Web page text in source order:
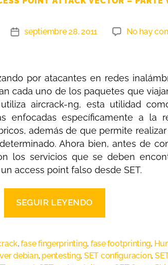
septiembre 28, 2011 No hay
por atacantes en redes
cada uno de los paquetes que
aircrack-ng, esta utilidad
enfocadas específicamente a la
además de que permite
Ahora bien, antes de
los servicios que se deben
access point falso desde SET.
SEGUIR LEYENDO
,fase fingerprinting, fase footprinting,
debian, pentesting, SET configuracion,